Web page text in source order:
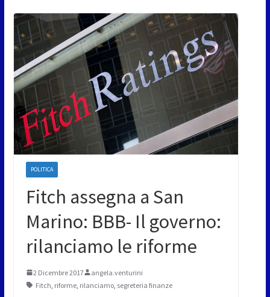
POLITICA
Fitch assegna a San
Marino: BBB- Il governo:
rilanciamo le riforme
2 Dicembre 2017
angela.venturini
Fitch riforme, rilanciamo, segreteria finanze